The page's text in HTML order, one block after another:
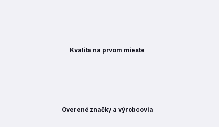
Kvalita na prvom mieste
Overené značky a výrobcovia